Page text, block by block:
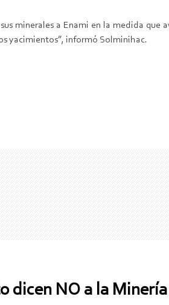
minerales a Enami en la medida que
yacimientos”, informó Solminihac.
dicen NO a la